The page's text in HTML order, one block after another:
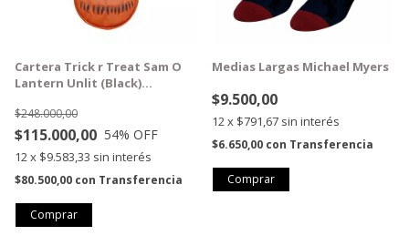
Cartera Trick r Treat Sam O
Lantern Unlit (Black)
$115.000,00
$248.000,00
54% OFF
12x $9.583,33 sin interés
$80.500,00 con Transferencia
Medias Largas Michael Myers
$9.500,00
12x $791,67 sin interés
$6.650,00 con Transferencia